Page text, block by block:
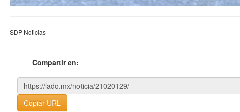
SDP Noticias
Compartir en:
Copiar URL